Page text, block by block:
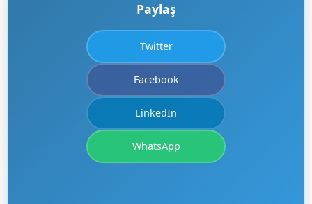
Paylaş
Twitter
Facebook
LinkedIn
WhatsApp